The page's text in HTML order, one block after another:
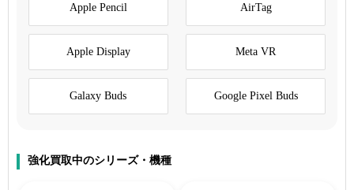
Apple Pencil AirTag
Apple Display Meta VR
Galaxy Buds Google Pixel Buds
強化買取中のシリーズ・機種